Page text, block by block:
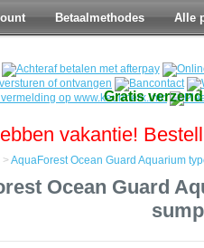
Betaalmethodes Alle
Gratis
vakantie!
> AquaForest Ocean Guard Aquarium
Ocean Guard